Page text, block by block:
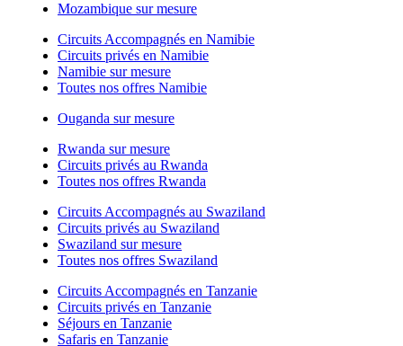
Mozambique sur mesure
Circuits Accompagnés en Namibie
Circuits privés en Namibie
Namibie sur mesure
Toutes nos offres Namibie
Ouganda sur mesure
Rwanda sur mesure
Circuits privés au Rwanda
Toutes nos offres Rwanda
Circuits Accompagnés au Swaziland
Circuits privés au Swaziland
Swaziland sur mesure
Toutes nos offres Swaziland
Circuits Accompagnés en Tanzanie
Circuits privés en Tanzanie
Séjours en Tanzanie
Safaris en Tanzanie